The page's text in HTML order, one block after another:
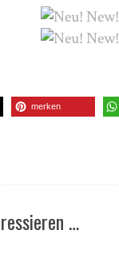
merken
…